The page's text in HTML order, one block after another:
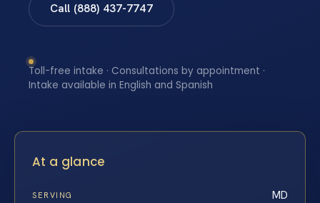
Call (888) 437-7747
Toll-free intake · Consultations by appointment ·
Intake available in English and Spanish
At a glance
SERVING MD